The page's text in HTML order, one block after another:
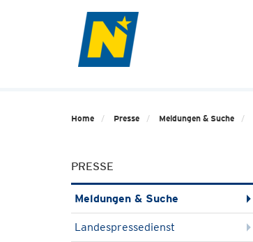
Home Presse Meldungen & Suche
PRESSE
Meldungen & Suche
Landespressedienst